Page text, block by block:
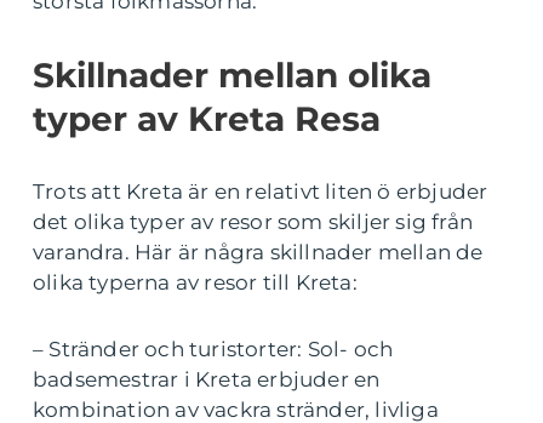
Skillnader mellan olika
typer av Kreta Resa
Trots att Kreta är en relativt liten ö erbjuder
det olika typer av resor som skiljer sig från
varandra. Här är några skillnader mellan de
olika typerna av resor till Kreta:
– Stränder och turistorter: Sol- och
badsemestrar i Kreta erbjuder en
kombination av vackra stränder, livliga